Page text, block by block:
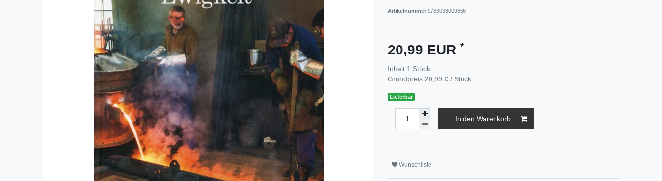
Artikelnummer 9783038009856
20,99 EUR *
Inhalt 1 Stück
Grundpreis 20,99 € / Stück
Lieferbar
In den Warenkorb
Wunschliste